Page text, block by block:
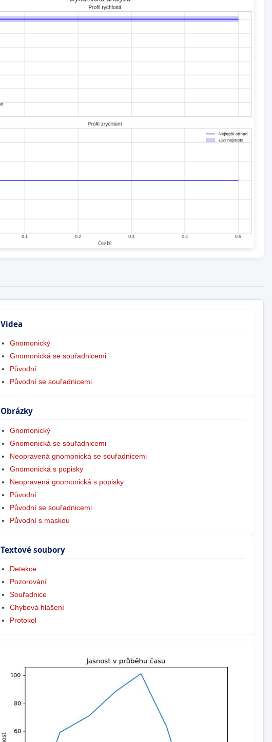
Videa
Gnomonický
Gnomonická se souřadnicemi
Původní
Původní se souřadnicemi
Obrázky
Gnomonický
Gnomonická se souřadnicemi
Neopravená gnomonická se souřadnicemi
Gnomonická s popisky
Neopravená gnomonická s popisky
Původní
Původní se souřadnicemi
Původní s maskou
Textové soubory
Detekce
Pozorování
Souřadnice
Chybová hlášení
Protokol